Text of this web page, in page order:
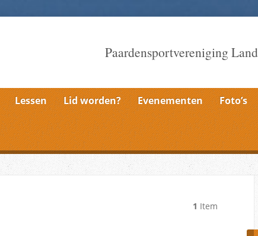
Paardensportvereniging
Lessen Lid worden? Evenementen Foto’s
1 Item